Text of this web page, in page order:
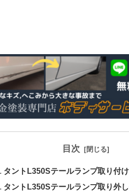
目次
タントL350Sテールランプ取り付
タントL350Sテールランプ取り外